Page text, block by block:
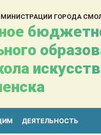
ГОРОДА
ДЕЯТЕЛЬНОСТЬ